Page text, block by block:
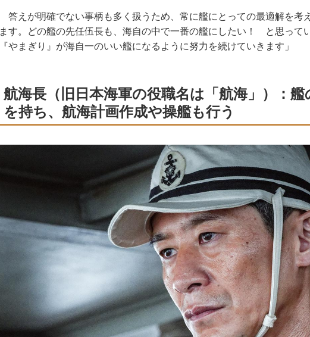
答えが明確でない事柄も多く扱うため、常に艦にとっての最適解を考
ます。どの艦の先任伍長も、海自の中で一番の艦にしたい！ と思って
『やまぎり』が海自一のいい艦になるように努力を続けていきます」
航海長（旧日本海軍の役職名は「航海」）：
を持ち、航海計画作成や操艦も行う